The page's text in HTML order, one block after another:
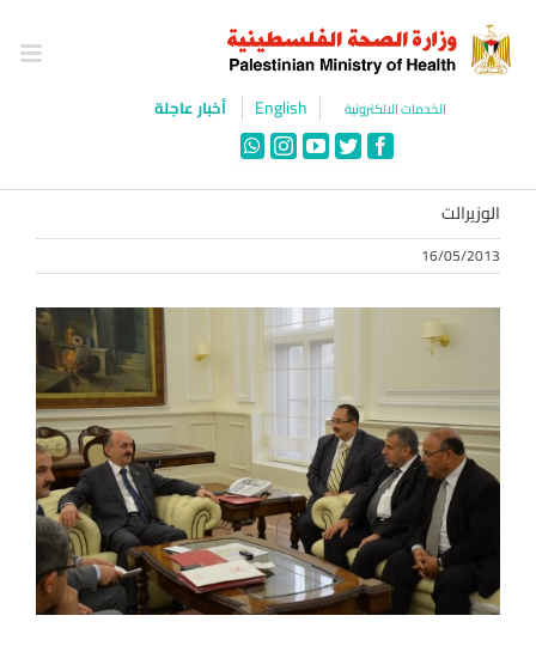
content
الخدمات الالكترونية English أخبار عاجلة
Facebook
Twitter
YouTube
Instagram
WhatsApp
الوزيرالت
16/05/2013